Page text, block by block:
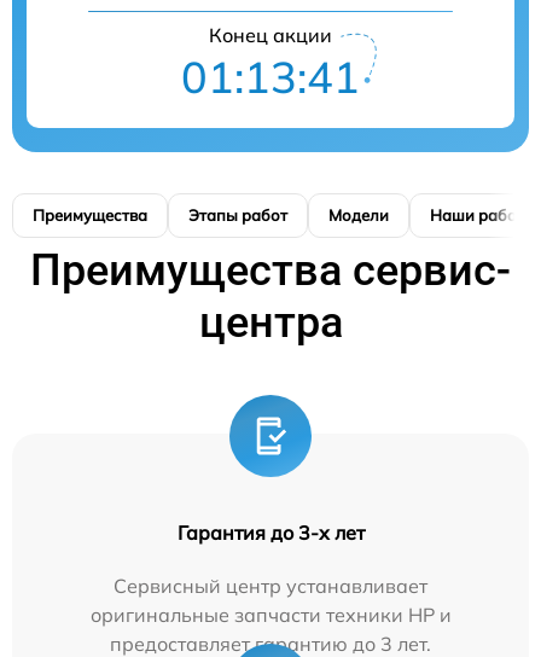
Конец акции
01:13:41
Преимущества Этапы работ Модели Наши работы
Преимущества сервис-
центра
Гарантия до 3-х лет
Сервисный центр устанавливает
оригинальные запчасти техники HP и
предоставляет гарантию до 3 лет.